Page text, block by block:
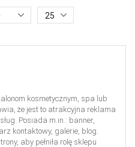
25
kosmetycznym, spa lub
że jest to atrakcyjna reklama
Posiada m.in.: banner,
kontaktowy, galerie, blog.
aby pełniła rolę sklepu